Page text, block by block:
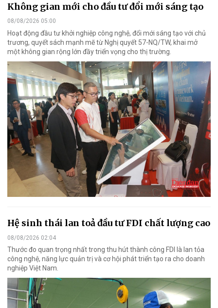
Không gian mới cho đầu tư đổi mới sáng tạo
08/08/2026 05:00
Hoạt động đầu tư khởi nghiệp công nghệ, đổi mới sáng tạo với chủ
trương, quyết sách mạnh mẽ từ Nghị quyết 57-NQ/TW, khai mở
một không gian rộng lớn đầy triển vọng cho thị trường.
Hệ sinh thái lan toả đầu tư FDI chất lượng cao
08/08/2026 02:04
Thước đo quan trọng nhất trong thu hút thành công FDI là lan tỏa
công nghệ, năng lực quản trị và cơ hội phát triển tạo ra cho doanh
nghiệp Việt Nam.